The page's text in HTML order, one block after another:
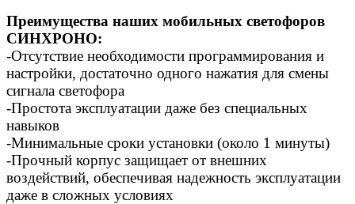
Преимущества наших мобильных светофоров
СИНХРОНО:
-Отсутствие необходимости программирования и
настройки, достаточно одного нажатия для смены
сигнала светофора
-Простота эксплуатации даже без специальных
навыков
-Минимальные сроки установки (около 1 минуты)
-Прочный корпус защищает от внешних
воздействий, обеспечивая надежность эксплуатации
даже в сложных условиях